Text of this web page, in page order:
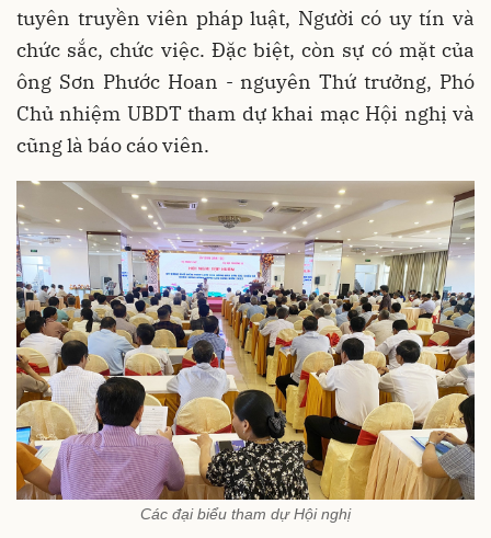
tuyên truyền viên pháp luật, Người có uy tín và
chức sắc, chức việc. Đặc biệt, còn sự có mặt của
ông Sơn Phước Hoan - nguyên Thứ trưởng, Phó
Chủ nhiệm UBDT tham dự khai mạc Hội nghị và
cũng là báo cáo viên.
Các đại biểu tham dự Hội nghị